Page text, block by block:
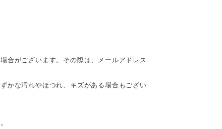
合がございます。その際は、メールアドレス
かな汚れやほつれ、キズがある場合もござい